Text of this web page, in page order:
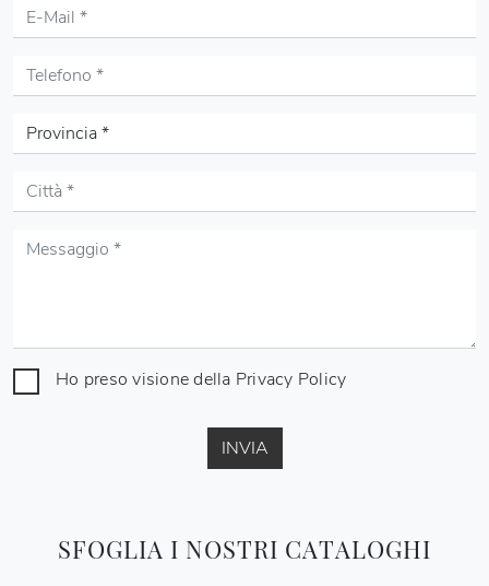
SFOGLIA I NOSTRI CATALOGHI
Ho preso visione della Privacy Policy
INVIA